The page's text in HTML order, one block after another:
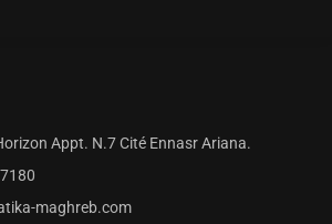
Appt. N.7 Cité Ennasr Ariana.
maghreb.com